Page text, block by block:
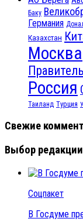
Баку
Германия
Казахстан
Москва
Россия
Таиланд Турция
Свежие
Выбор редакции
Соцпакет
В Госдуме